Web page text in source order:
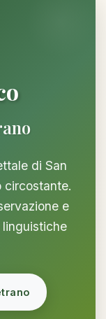
di San
circostante.
e